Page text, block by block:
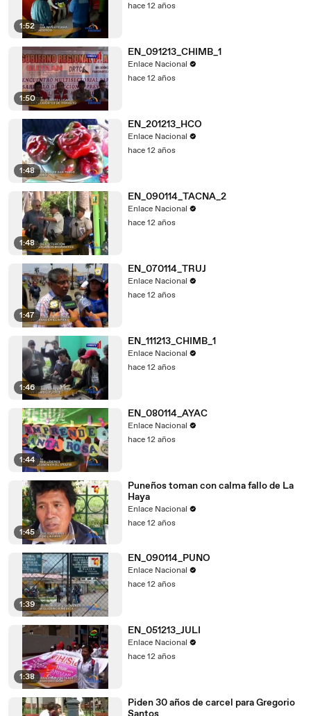
1:52
hace 12 años
1:50
EN_091213_CHIMB_1
Enlace Nacional
hace 12 años
1:48
EN_201213_HCO
Enlace Nacional
hace 12 años
1:48
EN_090114_TACNA_2
Enlace Nacional
hace 12 años
1:47
EN_070114_TRUJ
Enlace Nacional
hace 12 años
1:46
EN_111213_CHIMB_1
Enlace Nacional
hace 12 años
1:44
EN_080114_AYAC
Enlace Nacional
hace 12 años
1:45
Puneños toman con calma fallo de La
Haya
Enlace Nacional
hace 12 años
1:39
EN_090114_PUNO
Enlace Nacional
hace 12 años
1:38
EN_051213_JULI
Enlace Nacional
hace 12 años
Piden 30 años de carcel para Gregorio